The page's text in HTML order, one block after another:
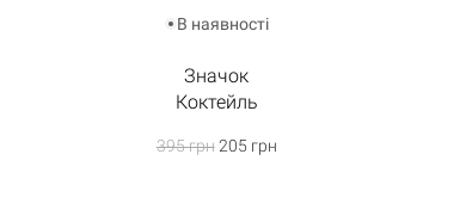
В наявності
Значок
Коктейль
395 грн205 грн